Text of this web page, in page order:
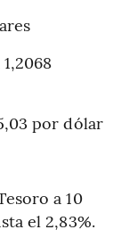
por dólar
a 10
el 2,83%.